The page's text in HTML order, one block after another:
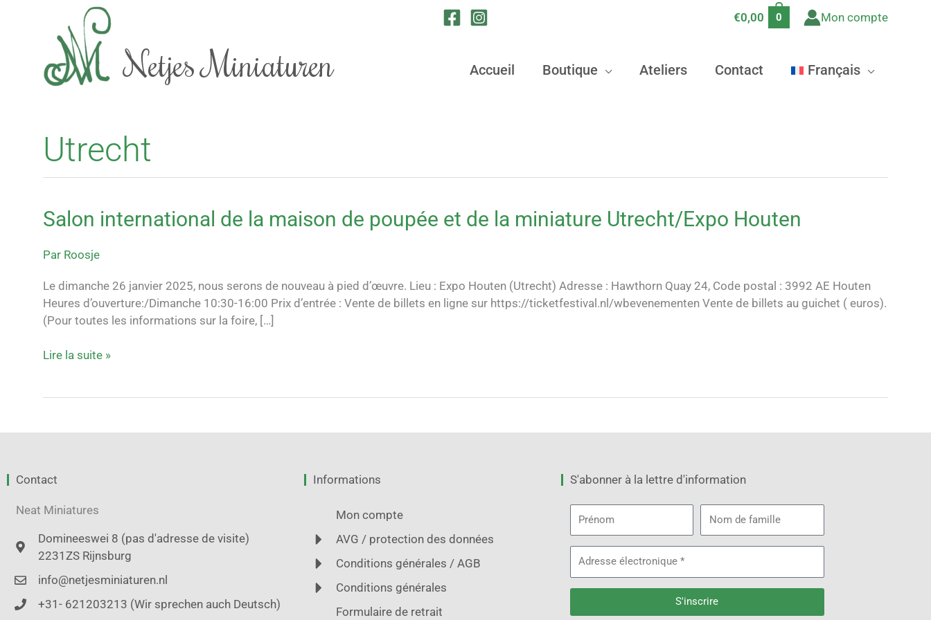
€0,00 0 Mon compte
Netjes Miniaturen Accueil Boutique Ateliers Contact Français
Utrecht
Salon international de la maison de poupée et de la miniature Utrecht/Expo Houten
Par Roosje
Le dimanche 26 janvier 2025, nous serons de nouveau à pied d’œuvre. Lieu : Expo Houten (Utrecht) Adresse : Hawthorn Quay 24, Code postal : 3992 AE Houten
Heures d’ouverture:/Dimanche 10:30-16:00 Prix d’entrée : Vente de billets en ligne sur https://ticketfestival.nl/wbevenementen Vente de billets au guichet ( euros).
(Pour toutes les informations sur la foire, […]
Salon
de
maison
de
poupée
de
Lire la suite »
Contact
Neat Miniatures
Domineeswei 8 (pas d'adresse de visite)
2231ZS Rijnsburg
info@netjesminiaturen.nl
+31- 621203213 (Wir sprechen auch Deutsch)
Informations
Mon compte
AVG / protection des données
Conditions générales / AGB
Conditions générales
Formulaire de retrait
S'abonner à la lettre d'information
famille
Adresse
S'inscrire